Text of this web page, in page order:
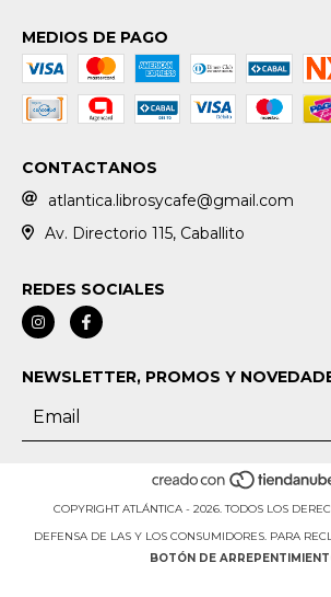
MEDIOS DE PAGO
CONTACTANOS
atlantica.librosycafe@gmail.com
Av. Directorio 115, Caballito
REDES SOCIALES
NEWSLETTER, PROMOS Y
COPYRIGHT ATLÁNTICA - 2026. TODOS LOS
DEFENSA DE LAS Y LOS CONSUMIDORES. PARA
BOTÓN DE